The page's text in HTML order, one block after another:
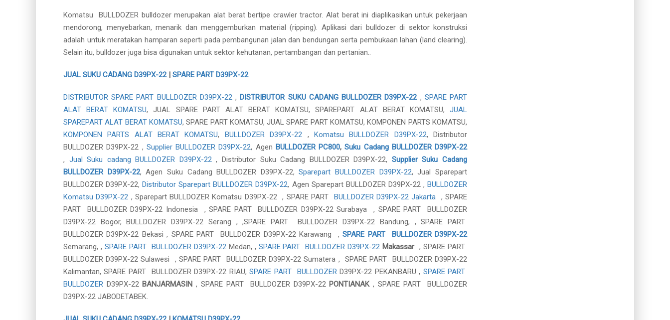
Komatsu BULLDOZER bulldozer merupakan alat berat bertipe crawler tractor. Alat berat ini diaplikasikan untuk pekerjaan
mendorong, menyebarkan, menarik dan menggemburkan material (ripping). Aplikasi dari bulldozer di sektor konstruksi
adalah untuk meratakan hamparan seperti pada pembangunan jalan dan bendungan serta pembukaan lahan (land clearing).
Selain itu, bulldozer juga bisa digunakan untuk sektor kehutanan, pertambangan dan pertanian..
JUAL SUKU CADANG D39PX-22| SPARE PART D39PX-22
DISTRIBUTOR SPARE PART BULLDOZER D39PX-22, DISTRIBUTOR SUKU CADANG BULLDOZER D39PX-22, SPARE PART
ALAT BERAT KOMATSU, JUAL SPARE PART ALAT BERAT KOMATSU, SPAREPART ALAT BERAT KOMATSU, JUAL
SPAREPART ALAT BERAT KOMATSU, SPARE PART KOMATSU, JUAL SPARE PART KOMATSU, KOMPONEN PARTS KOMATSU,
KOMPONEN PARTS ALAT BERAT KOMATSU, BULLDOZER D39PX-22 , Komatsu BULLDOZER D39PX-22, Distributor
BULLDOZER D39PX-22 , Supplier BULLDOZER D39PX-22, Agen BULLDOZER PC800,Suku Cadang BULLDOZER D39PX-22
, Jual Suku cadang BULLDOZER D39PX-22, Distributor Suku Cadang BULLDOZER D39PX-22, Supplier Suku Cadang
BULLDOZER D39PX-22, Agen Suku Cadang BULLDOZER D39PX-22,Sparepart BULLDOZER D39PX-22, Jual Sparepart
BULLDOZER D39PX-22,Distributor Sparepart BULLDOZER D39PX-22, Agen Sparepart BULLDOZER D39PX-22 ,BULLDOZER
Komatsu D39PX-22 , Sparepart BULLDOZER Komatsu D39PX-22 , SPARE PART BULLDOZER D39PX-22 Jakarta , SPARE
PART BULLDOZER D39PX-22 Indonesia , SPARE PART BULLDOZER D39PX-22 Surabaya , SPARE PART BULLDOZER
D39PX-22 Bogor, BULLDOZER D39PX-22 Serang , ,SPARE PART BULLDOZER D39PX-22 Bandung, , SPARE PART
BULLDOZER D39PX-22 Bekasi , SPARE PART BULLDOZER D39PX-22 Karawang ,SPARE PART BULLDOZER D39PX-22
Semarang, , SPARE PART BULLDOZER D39PX-22Medan, , SPARE PART BULLDOZER D39PX-22 Makassar, SPARE PART
BULLDOZER D39PX-22 Sulawesi , SPARE PART BULLDOZER D39PX-22 Sumatera , SPARE PART BULLDOZER D39PX-22
Kalimantan, SPARE PART BULLDOZER D39PX-22 RIAU,SPARE PART BULLDOZERD39PX-22 PEKANBARU , SPARE PART
BULLDOZER D39PX-22 BANJARMASIN , SPARE PART BULLDOZER D39PX-22 PONTIANAK, SPARE PART BULLDOZER
D39PX-22 JABODETABEK.